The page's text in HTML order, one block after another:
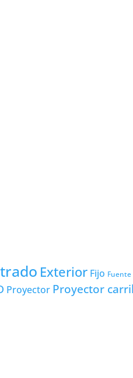
Exterior Fijo
Proyector Proyector carril